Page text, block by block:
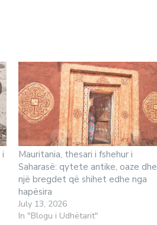
i
Mauritania, thesari i fshehur i
Saharasë: qytete antike, oaze dhe
një bregdet që shihet edhe nga
hapësira
July 13, 2026
In "Blogu i Udhëtarit"